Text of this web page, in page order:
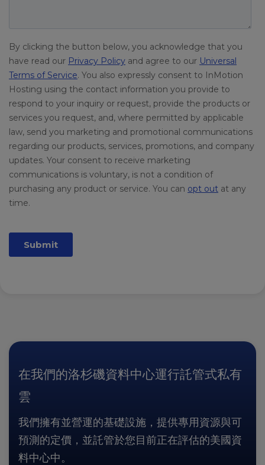
在我們的洛杉磯資料中心運行託管式私有
雲
我們擁有並營運的基礎設施，提供專用資源與可
預測的定價，並託管於您目前正在評估的美國資
料中心中。